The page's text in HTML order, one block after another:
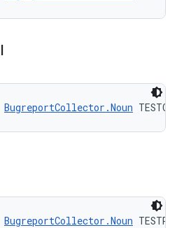
BugreportCollector.Noun
BugreportCollector.Noun